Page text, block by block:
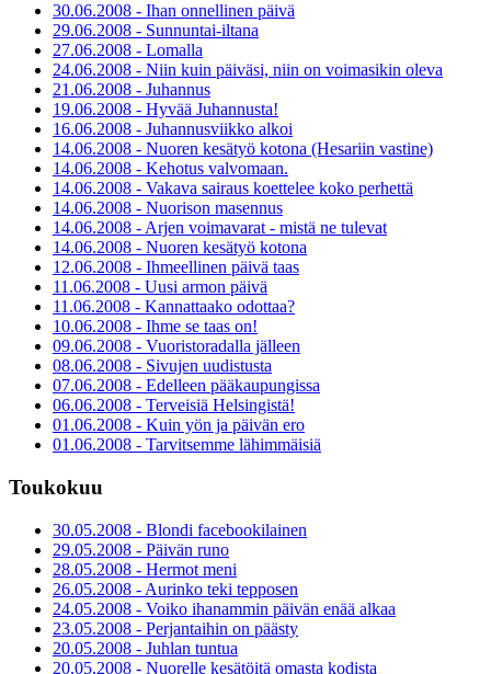
30.06.2008 - Ihan onnellinen päivä
29.06.2008 - Sunnuntai-iltana
27.06.2008 - Lomalla
24.06.2008 - Niin kuin päiväsi, niin on voimasikin oleva
21.06.2008 - Juhannus
19.06.2008 - Hyvää Juhannusta!
16.06.2008 - Juhannusviikko alkoi
14.06.2008 - Nuoren kesätyö kotona (Hesariin vastine)
14.06.2008 - Kehotus valvomaan.
14.06.2008 - Vakava sairaus koettelee koko perhettä
14.06.2008 - Nuorison masennus
14.06.2008 - Arjen voimavarat - mistä ne tulevat
14.06.2008 - Nuoren kesätyö kotona
12.06.2008 - Ihmeellinen päivä taas
11.06.2008 - Uusi armon päivä
11.06.2008 - Kannattaako odottaa?
10.06.2008 - Ihme se taas on!
09.06.2008 - Vuoristoradalla jälleen
08.06.2008 - Sivujen uudistusta
07.06.2008 - Edelleen pääkaupungissa
06.06.2008 - Terveisiä Helsingistä!
01.06.2008 - Kuin yön ja päivän ero
01.06.2008 - Tarvitsemme lähimmäisiä
Toukokuu
30.05.2008 - Blondi facebookilainen
29.05.2008 - Päivän runo
28.05.2008 - Hermot meni
26.05.2008 - Aurinko teki tepposen
24.05.2008 - Voiko ihanammin päivän enää alkaa
23.05.2008 - Perjantaihin on päästy
20.05.2008 - Juhlan tuntua
20.05.2008 - Nuorelle kesätöitä omasta kodista